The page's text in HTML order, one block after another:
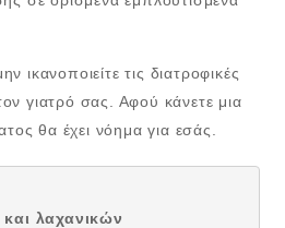
ικανοποιείτε τις διατροφικές
γιατρό σας. Αφού κάνετε μια
θα έχει νόημα για εσάς.
λαχανικών